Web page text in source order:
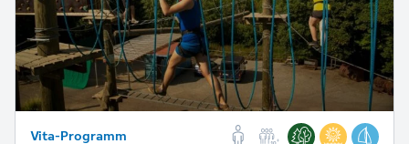
Vita-Programm